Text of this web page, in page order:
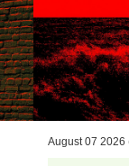
August 07 2026